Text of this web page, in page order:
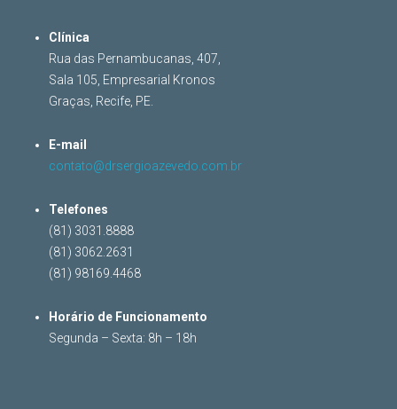
Clínica
Rua das Pernambucanas, 407,
Sala 105, Empresarial Kronos
Graças, Recife, PE.
E-mail
contato@drsergioazevedo.com.br
Telefones
(81) 3031.8888
(81) 3062.2631
(81) 98169.4468
Horário de Funcionamento
Segunda – Sexta: 8h – 18h